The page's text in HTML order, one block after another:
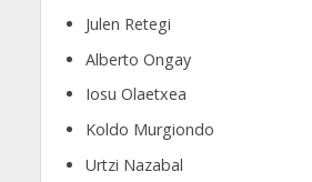
Julen Retegi
Alberto Ongay
Iosu Olaetxea
Koldo Murgiondo
Urtzi Nazabal